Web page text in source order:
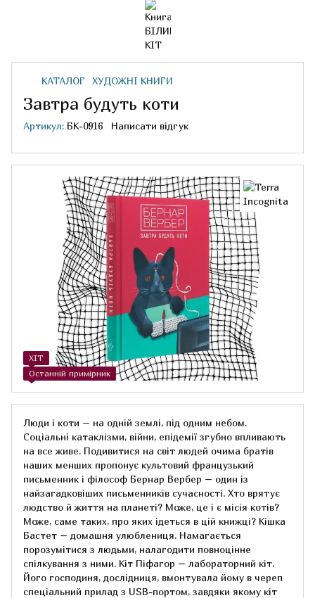
КАТАЛОГ ХУДОЖНІ КНИГИ
Завтра будуть коти
Артикул: БК-0916 Написати відгук
ХІТ
Останній примірник
Люди і коти – на одній землі, під одним небом.
Соціальні катаклізми, війни, епідемії згубно впливають
на все живе. Подивитися на світ людей очима братів
наших менших пропонує культовий французький
письменник і філософ Бернар Вербер – один із
найзагадковіших письменників сучасності. Хто врятує
людство й життя на планеті? Може, це і є місія котів?
Може, саме таких, про яких ідеться в цій книжці? Кішка
Бастет – домашня улюблениця. Намагається
порозумітися з людьми, налагодити повноцінне
спілкування з ними. Кіт Піфагор – лабораторний кіт.
Його господиня, дослідниця, вмонтувала йому в череп
спеціальний прилад з USB-портом, завдяки якому кіт